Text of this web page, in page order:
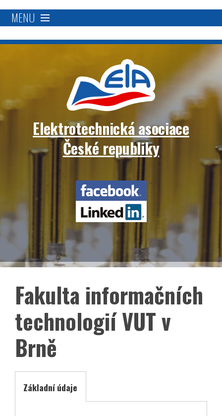
MENU
O nás
Proč se stát členem?
Členská základna
Přímá podpora
Blockchain
EN
Elektrotechnická
Elektrotechnická asociace
České republiky
Facebook
LinkedIn
Fakulta informačních
technologií VUT v
Brně
Základní údaje